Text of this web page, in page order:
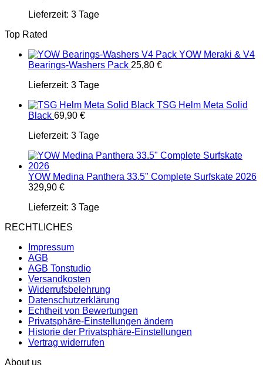
Lieferzeit: 3 Tage
Top Rated
YOW Meraki & V4
Bearings-Washers Pack 25,80 €
Lieferzeit: 3 Tage
TSG Helm Meta Solid
Black 69,90 €
Lieferzeit: 3 Tage
YOW Medina Panthera 33.5" Complete Surfskate 2026
329,90 €
Lieferzeit: 3 Tage
RECHTLICHES
Impressum
AGB
AGB Tonstudio
Versandkosten
Widerrufsbelehrung
Datenschutzerklärung
Echtheit von Bewertungen
Privatsphäre-Einstellungen ändern
Historie der Privatsphäre-Einstellungen
Vertrag widerrufen
About us